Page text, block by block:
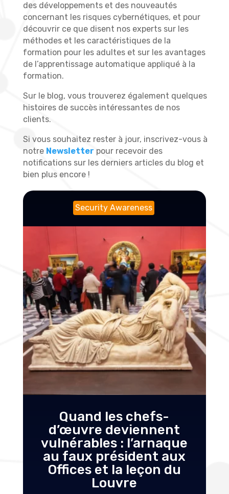
des développements et des nouveautés
concernant les risques cybernétiques, et pour
découvrir ce que disent nos experts sur les
méthodes et les caractéristiques de la
formation pour les adultes et sur les avantages
de l’apprentissage automatique appliqué à la
formation.
Sur le blog, vous trouverez également quelques
histoires de succès intéressantes de nos
clients.
Si vous souhaitez rester à jour, inscrivez-vous à
notre Newsletter pour recevoir des
notifications sur les derniers articles du blog et
bien plus encore !
Security Awareness
Quand les chefs-
d’œuvre deviennent
vulnérables : l’arnaque
au faux président aux
Offices et la leçon du
Louvre